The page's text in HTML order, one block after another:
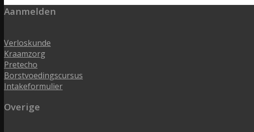
Aanmelden
Verloskunde
Kraamzorg
Pretecho
Borstvoedingscursus
Intakeformulier
Overige